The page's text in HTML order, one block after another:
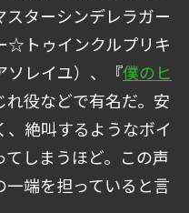
ターシンデレラガー
☆トゥインクルプリキ
ソレイユ）、『僕のヒ
れ役などで有名だ。安
絶叫するようなボイ
しまうほど。この声
端を担っていると言